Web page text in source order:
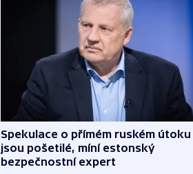
Spekulace o přímém ruském útoku
jsou pošetilé, míní estonský
bezpečnostní expert